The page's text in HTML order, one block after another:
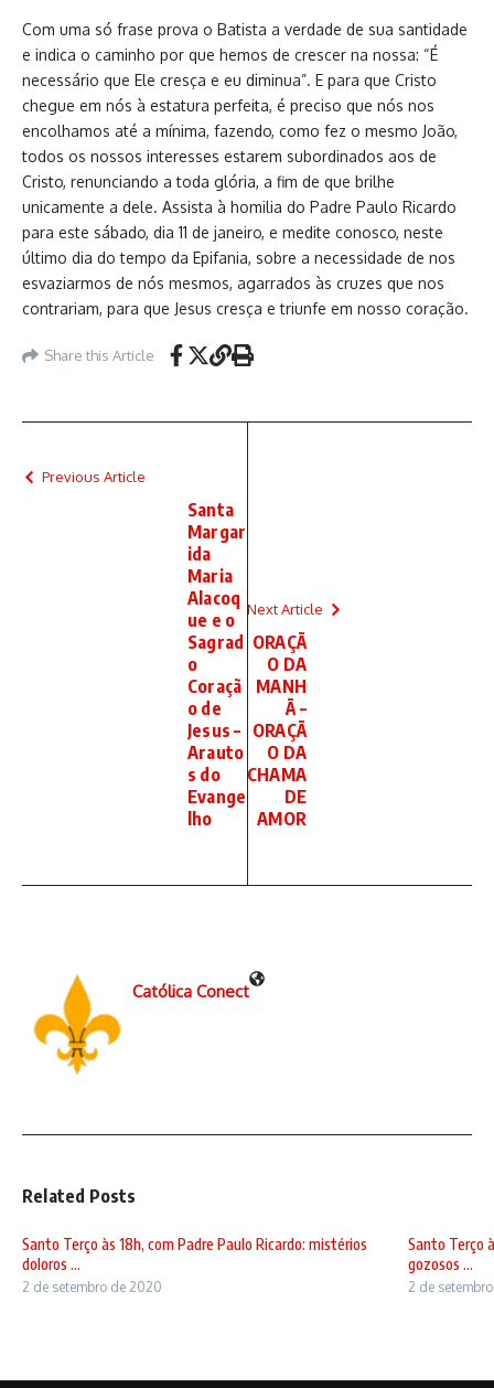
Com uma só frase prova o Batista a verdade de sua santidade
e indica o caminho por que hemos de crescer na nossa: “É
necessário que Ele cresça e eu diminua”. E para que Cristo
chegue em nós à estatura perfeita, é preciso que nós nos
encolhamos até a mínima, fazendo, como fez o mesmo João,
todos os nossos interesses estarem subordinados aos de
Cristo, renunciando a toda glória, a fim de que brilhe
unicamente a dele. Assista à homilia do Padre Paulo Ricardo
para este sábado, dia 11 de janeiro, e medite conosco, neste
último dia do tempo da Epifania, sobre a necessidade de nos
esvaziarmos de nós mesmos, agarrados às cruzes que nos
contrariam, para que Jesus cresça e triunfe em nosso coração.
Share this Article
Previous Article
Santa
Margar
ida
Maria
Alacoq
ue e o
Sagrad
o
Coraçã
o de
Jesus –
Arauto
s do
Evange
lho
Next Article
ORAÇÃ
O DA
MANH
Ã –
ORAÇÃ
O DA
CHAMA
DE
AMOR
Católica Conect
Related Posts
Santo Terço às 18h, com Padre Paulo Ricardo: mistérios
doloros ...
2 de setembro de 2020
Santo Terço
gozosos ...
2 de